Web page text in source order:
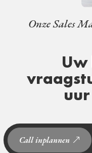
Onze Sales
Uw
Call inplannen